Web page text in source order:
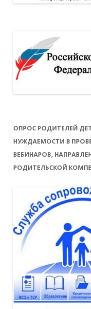
ОПРОС РОДИТЕЛЕЙ
НУЖДАЕМОСТИ В
ВЕБИНАРОВ,
РОДИТЕЛЬСКОЙ